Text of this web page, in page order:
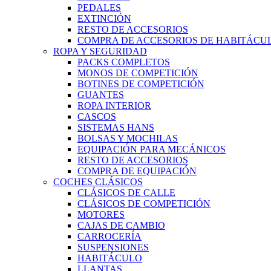
PEDALES
EXTINCIÓN
RESTO DE ACCESORIOS
COMPRA DE ACCESORIOS DE
ROPA Y SEGURIDAD
PACKS COMPLETOS
MONOS DE COMPETICIÓN
BOTINES DE COMPETICIÓN
GUANTES
ROPA INTERIOR
CASCOS
SISTEMAS HANS
BOLSAS Y MOCHILAS
EQUIPACIÓN PARA MECÁNICOS
RESTO DE ACCESORIOS
COMPRA DE EQUIPACIÓN
COCHES CLÁSICOS
CLÁSICOS DE CALLE
CLÁSICOS DE COMPETICIÓN
MOTORES
CAJAS DE CAMBIO
CARROCERÍA
SUSPENSIONES
HABITÁCULO
LLANTAS